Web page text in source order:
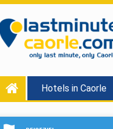
Hotels in Caorle